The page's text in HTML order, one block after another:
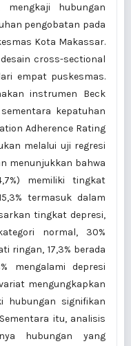
hubungan
pengobatan pada
Kota Makassar.
cross-sectional
empat puskesmas.
instrumen Beck
kepatuhan
Adherence Rating
melalui uji regresi
menunjukkan bahwa
memiliki tingkat
termasuk dalam
tingkat depresi,
normal, 30%
ringan, 17,3% berada
mengalami depresi
mengungkapkan
hubungan signifikan
itu, analisis
hubungan yang